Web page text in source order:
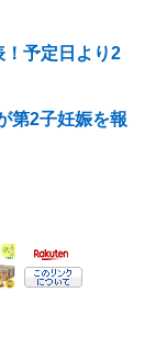
予定日より2
第2子妊娠を報